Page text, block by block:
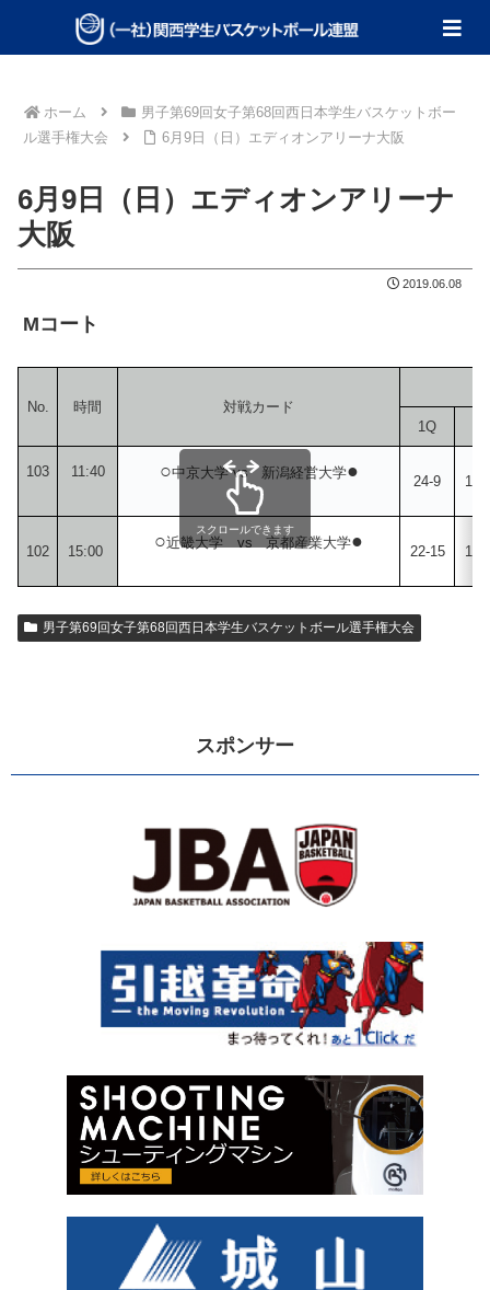
ホーム
男子第69回女子第68回西日本学生バスケットボー
ル選手権大会
6月9日（日）エディオンアリーナ大阪
6月9日（日）エディオンアリーナ
大阪
2019.06.08
Mコート
No. 時間
対戦カード
1Q
103 11:40 ○中京大学 vs 新潟経営大学● 24-9 15-
102 15:00 ○近畿大学 vs 京都産業大学● 22-15 19-
スクロールできます
男子第69回女子第68回西日本学生バスケットボール選手権大会
スポンサー